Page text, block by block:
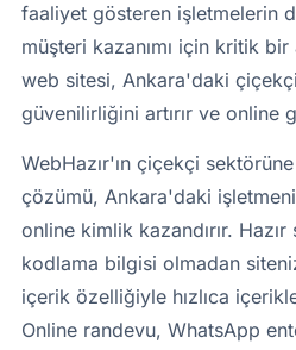
faaliyet gösteren işletmelerin
müşteri kazanımı için kritik
web sitesi, Ankara'daki
güvenilirliğini artırır ve online
WebHazır'ın çiçekçi
çözümü, Ankara'daki
online kimlik kazandırır.
kodlama bilgisi olmadan
içerik özelliğiyle hızlıca
Online randevu, WhatsApp